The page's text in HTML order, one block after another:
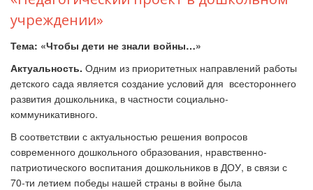
учреждении»
Тема: «Чтобы дети не знали войны…»
Актуальность. Одним из приоритетных направлений работы
детского сада является создание условий для всестороннего
развития дошкольника, в частности социально-
коммуникативного.
В соответствии с актуальностью решения вопросов
современного дошкольного образования, нравственно-
патриотического воспитания дошкольников в ДОУ, в связи с
70-ти летием победы нашей страны в войне была